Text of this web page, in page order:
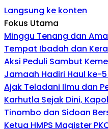
Langsung ke konten
Fokus Utama
Minggu Tenang dan
Tempat Ibadah dan
Aksi Peduli Sambut
Jamaah Hadiri Haul ke-
Ajak Teladani Ilmu dan
Karhutla Sejak Dini,
Tinombo dan Sidoan
Ketua HMPS Magister